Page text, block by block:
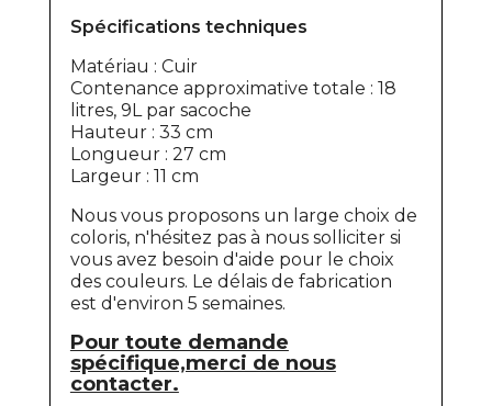
Spécifications techniques
Matériau : Cuir
Contenance approximative totale : 18
litres, 9L par sacoche
Hauteur : 33 cm
Longueur : 27 cm
Largeur : 11 cm
Nous vous proposons un large choix de
coloris, n'hésitez pas à nous solliciter si
vous avez besoin d'aide pour le choix
des couleurs. Le délais de fabrication
est d'environ 5 semaines.
Pour toute demande
spécifique,merci de nous
contacter.